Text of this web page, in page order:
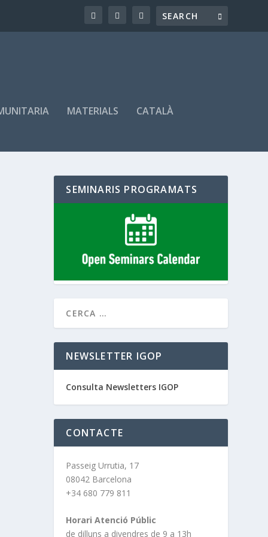
MATERIALS CATALÀ
SEMINARIS PROGRAMATS
NEWSLETTER IGOP
Consulta Newsletters IGOP
CONTACTE
Passeig Urrutia, 17
08042 Barcelona
+34 680 779 811
Horari Atenció Públic
de dilluns a divendres de 9 a 13h